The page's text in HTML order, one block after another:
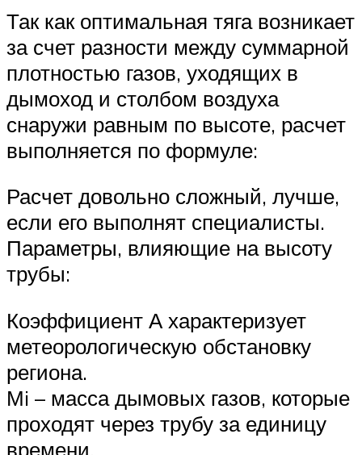
Так как оптимальная тяга возникает
за счет разности между суммарной
плотностью газов, уходящих в
дымоход и столбом воздуха
снаружи равным по высоте, расчет
выполняется по формуле:
Расчет довольно сложный, лучше,
если его выполнят специалисты.
Параметры, влияющие на высоту
трубы:
Коэффициент А характеризует
метеорологическую обстановку
региона.
Мi – масса дымовых газов, которые
проходят через трубу за единицу
времени.